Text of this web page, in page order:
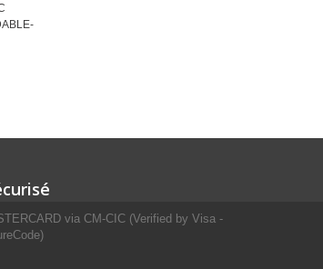
via CM-CIC (Verified by Visa -